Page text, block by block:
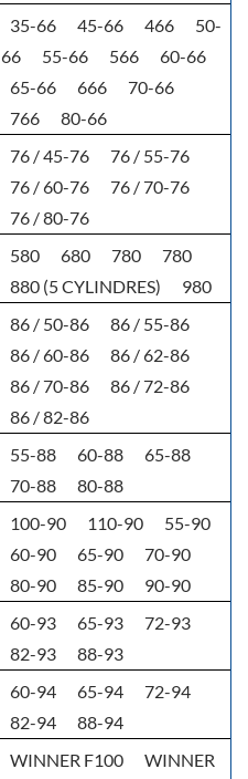
35-66 45-66 466
50-
66
55-66 566
60-66
65-66
666
70-66
766
80-66
76 / 45-76
76 / 55-76
76 / 60-76
76 / 70-76
76 / 80-76
580 680 780
780
880 (5 CYLINDRES)
980
86 / 50-86
86 / 55-86
86 / 60-86
86 / 62-86
86 / 70-86
86 / 72-86
86 / 82-86
55-88 60-88
65-88
70-88
80-88
100-90 110-90
55-90
60-90
65-90
70-90
80-90
85-90 90-90
60-93 65-93
72-93
82-93
88-93
60-94 65-94
72-94
82-94
88-94
WINNER F100
WINNER